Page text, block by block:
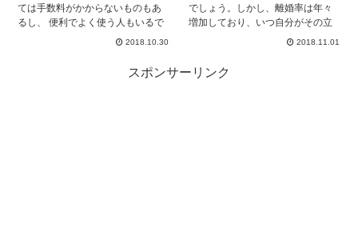
ては手数料がかからないものもあ
るし、 便利でよく使う人もいるで
しょう。 でも、普通の銀行は大丈
う… そう疑問に思ってる人もいる
はず。 今回はそんなセブン銀行の
2018.10.30
でしょう。しかし、離婚率は年々
増加しており、いつ自分がその立
場になるかは予測できません。 そ
は、日々の生活費のやりくりに頭
を悩ませているのではないでしょ
2018.11.01
スポンサーリンク